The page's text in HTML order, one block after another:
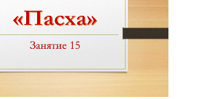
В этой спальне
уместилась гармония и
покой благодаря
минималистичному
тональностям